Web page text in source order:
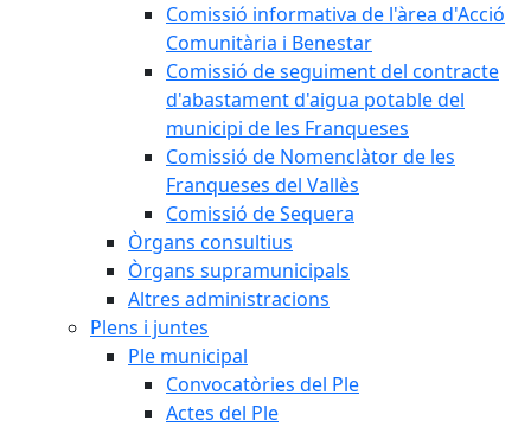
Comissió informativa de l'àrea d'Acció
Comunitària i Benestar
Comissió de seguiment del contracte
d'abastament d'aigua potable del
municipi de les Franqueses
Comissió de Nomenclàtor de les
Franqueses del Vallès
Comissió de Sequera
Òrgans consultius
Òrgans supramunicipals
Altres administracions
Plens i juntes
Ple municipal
Convocatòries del Ple
Actes del Ple